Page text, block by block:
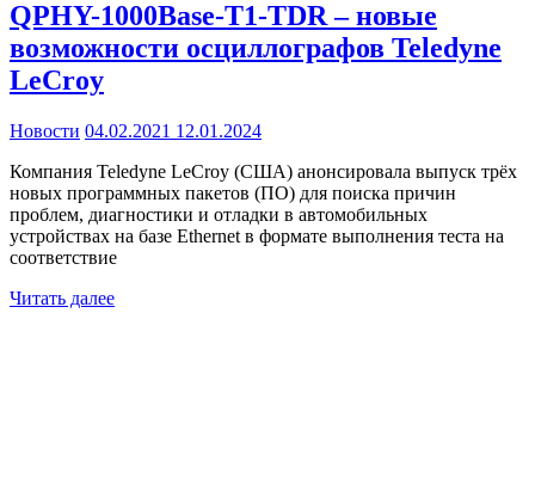
QPHY-1000Base-T1-TDR – новые
возможности осциллографов Teledyne
LeCroy
Новости 04.02.2021 12.01.2024
Компания Teledyne LeCroy (США) анонсировала выпуск трёх
новых программных пакетов (ПО) для поиска причин
проблем, диагностики и отладки в автомобильных
устройствах на базе Ethernet в формате выполнения теста на
соответствие
Читать далее